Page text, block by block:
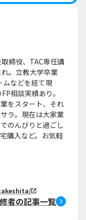
締役、TAC専任講
。立教大学卒業
ムなどを経て現
相談実績あり。
をスタート、それ
ラ。現在は大家業
のんびりと過ごし
購入など。お気軽
者の記事一覧